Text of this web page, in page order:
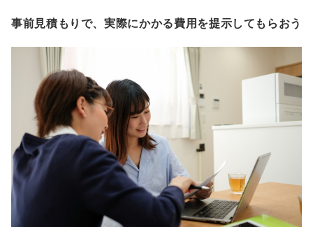
事前見積もりで、実際にかかる費用を提示してもらおう